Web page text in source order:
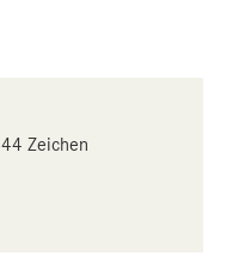
Zeichen